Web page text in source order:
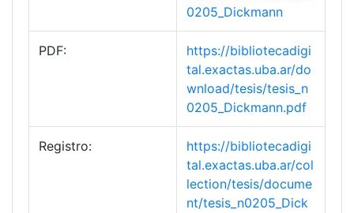
0205_Dickmann
PDF:
https://bibliotecadigi
tal.exactas.uba.ar/do
wnload/tesis/tesis_n
0205_Dickmann.pdf
Registro:
https://bibliotecadigi
tal.exactas.uba.ar/col
lection/tesis/docume
nt/tesis_n0205_Dick